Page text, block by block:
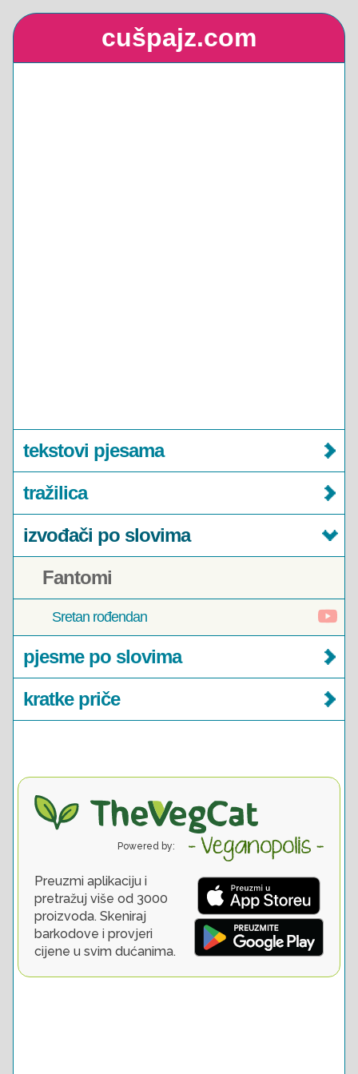
cušpajz.com
tekstovi pjesama
tražilica
izvođači po slovima
Fantomi
Sretan rođendan
pjesme po slovima
kratke priče